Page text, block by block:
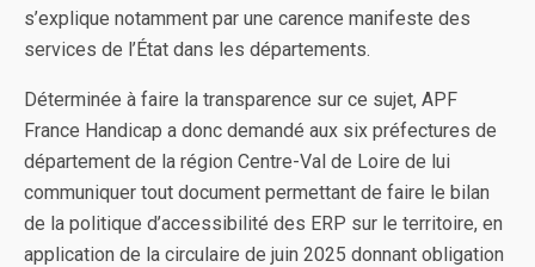
s’explique notamment par une carence manifeste des
services de l’État dans les départements.
Déterminée à faire la transparence sur ce sujet, APF
France Handicap a donc demandé aux six préfectures de
département de la région Centre-Val de Loire de lui
communiquer tout document permettant de faire le bilan
de la politique d’accessibilité des ERP sur le territoire, en
application de la circulaire de juin 2025 donnant obligation